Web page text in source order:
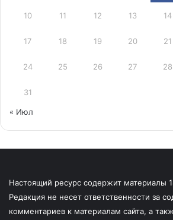
10 11 12 13 14
17 18 19 20 21
24 25 26 27 28
31
« Июл
Настоящий ресурс содержит материалы
Редакция не несет ответственности за
комментариев к материалам сайта, а